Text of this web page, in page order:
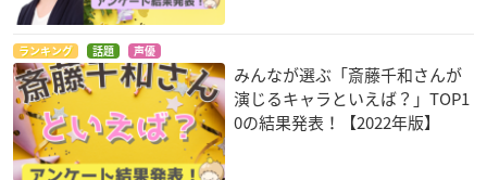
ランキング 話題 声優
みんなが選ぶ「斎藤千和さんが
演じるキャラといえば？」TOP1
0の結果発表！【2022年版】